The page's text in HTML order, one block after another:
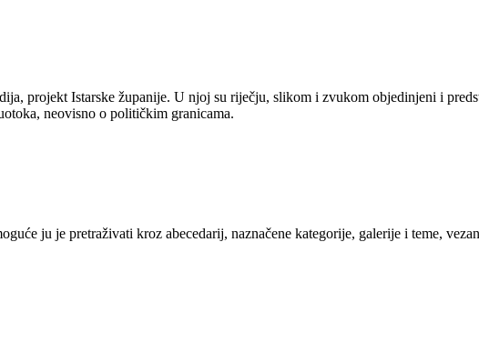
projekt Istarske županije. U njoj su riječju, slikom i zvukom objedinjeni i
neovisno o političkim granicama.
ju je pretraživati kroz abecedarij, naznačene kategorije, galerije i teme,